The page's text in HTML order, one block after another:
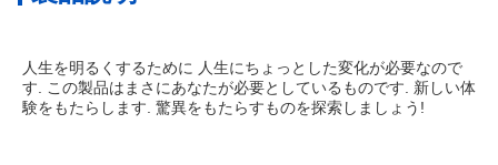
人生を明るくするために 人生にちょっとした変化が必要なので
す. この製品はまさにあなたが必要としているものです. 新しい体
験をもたらします. 驚異をもたらすものを探索しましょう!